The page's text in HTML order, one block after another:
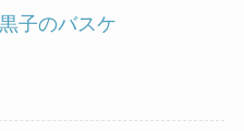
黒子のバスケ